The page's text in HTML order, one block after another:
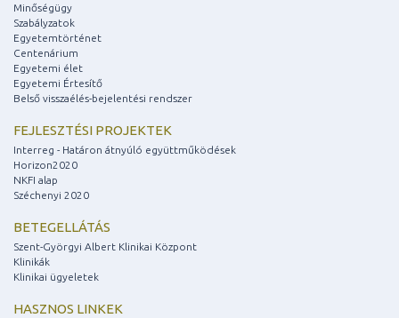
Minőségügy
Szabályzatok
Egyetemtörténet
Centenárium
Egyetemi élet
Egyetemi Értesítő
Belső visszaélés-bejelentési rendszer
FEJLESZTÉSI PROJEKTEK
Interreg - Határon átnyúló együttműködések
Horizon2020
NKFI alap
Széchenyi 2020
BETEGELLÁTÁS
Szent-Györgyi Albert Klinikai Központ
Klinikák
Klinikai ügyeletek
HASZNOS LINKEK